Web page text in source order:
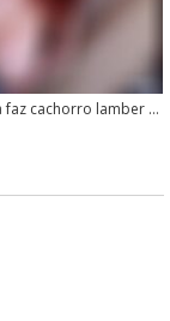
Mulher safada faz cachorro lamber sua buceta molhada